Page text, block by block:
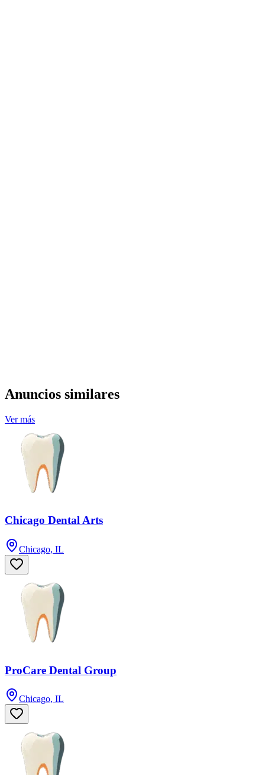
Anuncios similares
Ver más
Chicago Dental Arts
Chicago, IL
ProCare Dental Group
Chicago, IL